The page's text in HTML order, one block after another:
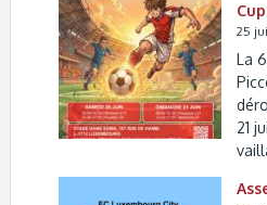
25
La
21